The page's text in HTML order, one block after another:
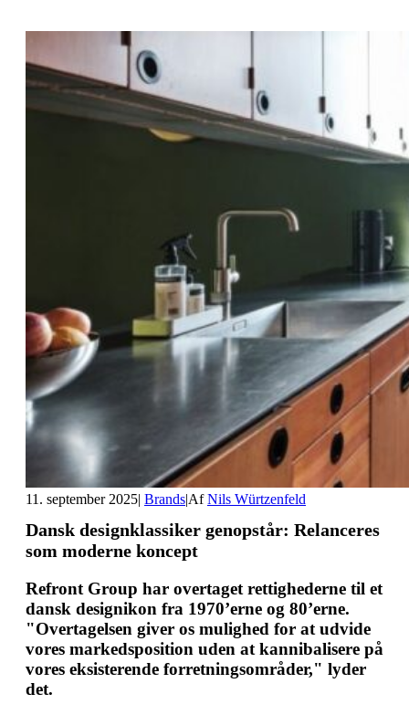
11. september 2025| Brands|AfNils Würtzenfeld
Dansk designklassiker genopstår: Relanceres
som moderne koncept
Refront Group har overtaget rettighederne til et
dansk designikon fra 1970’erne og 80’erne.
"Overtagelsen giver os mulighed for at udvide
vores markedsposition uden at kannibalisere på
vores eksisterende forretningsområder," lyder
det.